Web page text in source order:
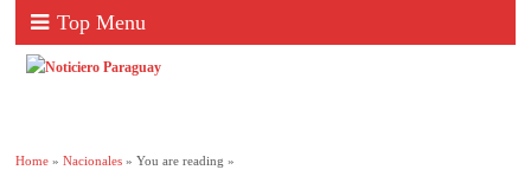
Top Menu
Home »Nacionales » You are reading »